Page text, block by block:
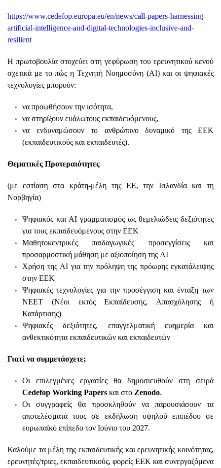
https://www.cedefop.europa.eu/en/news/call-papers-harnessing-
artificial-intelligence-and-digital-technologies-inclusive-and-
resilient
Η πρωτοβουλία στοχεύει στη γεφύρωση του ερευνητικού κενού
σχετικά με το πώς η Τεχνητή Νοημοσύνη (AI) και οι ψηφιακές
τεχνολογίες μπορούν:
να προωθήσουν την ισότητα,
να στηρίξουν ευάλωτους εκπαιδευόμενους,
να ενδυναμώσουν το ανθρώπινο δυναμικό της ΕΕΚ
(εκπαιδευτικούς και εκπαιδευτές).
Θεματικές Προτεραιότητες
(με εστίαση στα κράτη-μέλη της ΕΕ, την Ισλανδία και τη
Νορβηγία)
Ψηφιακός και AI γραμματισμός ως θεμελιώδεις δεξιότητες
για τους εκπαιδευόμενους στην ΕΕΚ
Μαθητοκεντρικές παιδαγωγικές προσεγγίσεις και
προσαρμοστική μάθηση με αξιοποίηση της AI
Χρήση της AI για την πρόληψη της πρόωρης εγκατάλειψης
στην ΕΕΚ
Ψηφιακές τεχνολογίες για την προσέγγιση και ένταξη των
ΝΕΕΤ (Νέοι εκτός Εκπαίδευσης, Απασχόλησης ή
Κατάρτισης)
Ψηφιακές δεξιότητες, επαγγελματική ευημερία και
ανθεκτικότητα εκπαιδευτικών και εκπαιδευτών
Γιατί να συμμετάσχετε;
Οι επιλεγμένες εργασίες θα δημοσιευθούν στη σειρά
Cedefop Working Papers και στο Zenodo.
Οι συγγραφείς θα προσκληθούν να παρουσιάσουν τα
αποτελέσματά τους σε εκδήλωση υψηλού επιπέδου σε
ευρωπαϊκό επίπεδο τον Ιούνιο του 2027.
Καλούμε τα μέλη της εκπαιδευτικής και ερευνητικής κοινότητας,
ερευνητές/τριες, εκπαιδευτικούς, φορείς ΕΕΚ και συνεργαζόμενα